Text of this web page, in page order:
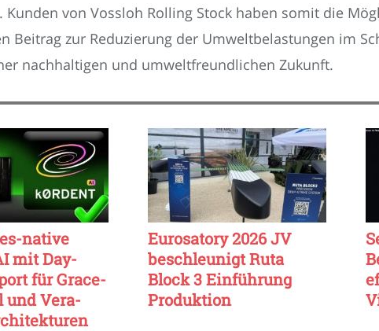
Kunden von Vossloh Rolling Stock haben somit die
Beitrag zur Reduzierung der Umweltbelastungen im
nachhaltigen und umweltfreundlichen Zukunft.
native
mit Day-
für Grace-
und Vera-
Eurosatory 2026 JV
beschleunigt Ruta
Block 3 Einführung
Produktion